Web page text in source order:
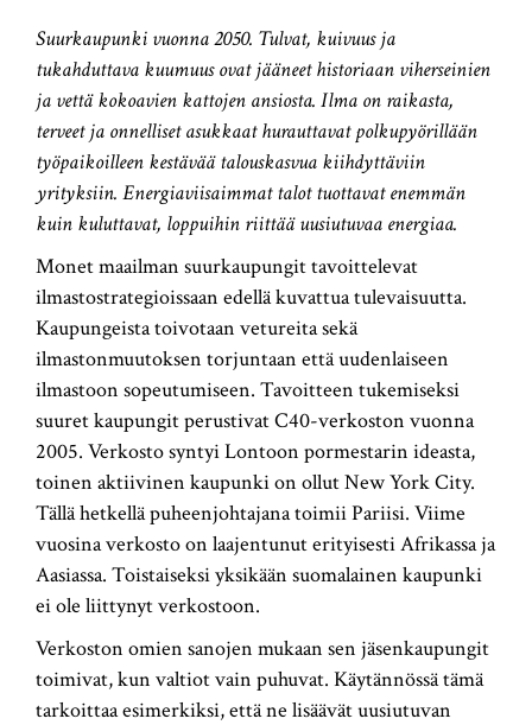
Suurkaupunki vuonna 2050. Tulvat, kuivuus ja
tukahduttava kuumuus ovat jääneet historiaan viherseinien
ja vettä kokoavien kattojen ansiosta. Ilma on raikasta,
terveet ja onnelliset asukkaat hurauttavat polkupyörillään
työpaikoilleen kestävää talouskasvua kiihdyttäviin
yrityksiin. Energiaviisaimmat talot tuottavat enemmän
kuin kuluttavat, loppuihin riittää uusiutuvaa energiaa.
Monet maailman suurkaupungit tavoittelevat
ilmastostrategioissaan edellä kuvattua tulevaisuutta.
Kaupungeista toivotaan vetureita sekä
ilmastonmuutoksen torjuntaan että uudenlaiseen
ilmastoon sopeutumiseen. Tavoitteen tukemiseksi
suuret kaupungit perustivat C40-verkoston vuonna
2005. Verkosto syntyi Lontoon pormestarin ideasta,
toinen aktiivinen kaupunki on ollut New York City.
Tällä hetkellä puheenjohtajana toimii Pariisi. Viime
vuosina verkosto on laajentunut erityisesti Afrikassa ja
Aasiassa. Toistaiseksi yksikään suomalainen kaupunki
ei ole liittynyt verkostoon.
Verkoston omien sanojen mukaan sen jäsenkaupungit
toimivat, kun valtiot vain puhuvat. Käytännössä tämä
tarkoittaa esimerkiksi, että ne lisäävät uusiutuvan